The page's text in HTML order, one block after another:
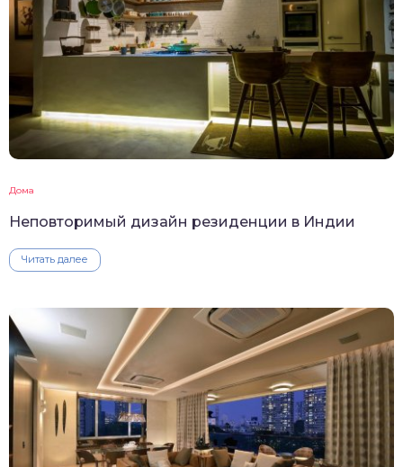
Дома
Неповторимый дизайн резиденции в Индии
Читать далее